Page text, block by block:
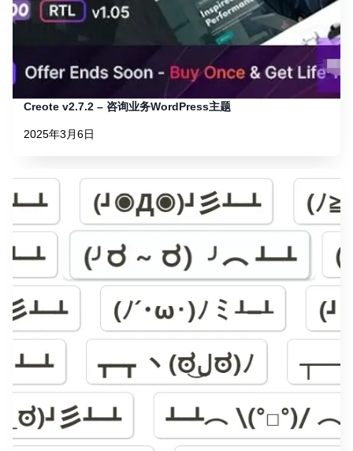
Creote v2.7.2 – 咨询业务WordPress主题
2025年3月6日